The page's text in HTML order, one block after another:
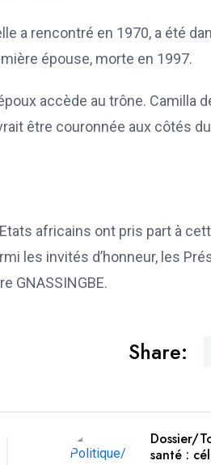
a rencontré en 1970, a été
épouse, morte en 1997.
accède au trône. Camilla
être couronnée aux côtés
africains ont pris part à
les invités d’honneur, les
GNASSINGBE.
Share:
Dossier/
santé :